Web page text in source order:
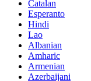
Catalan
Esperanto
Hindi
Lao
Albanian
Amharic
Armenian
Azerbaijani